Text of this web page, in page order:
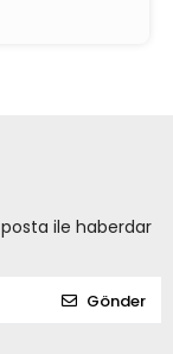
ile haberdar
Gönder